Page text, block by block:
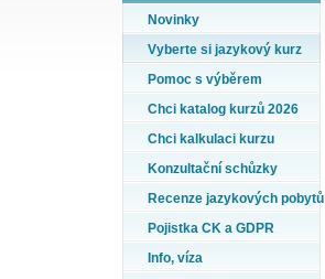
Novinky
Vyberte si jazykový kurz
Pomoc s výběrem
Chci katalog kurzů 2026
Chci kalkulaci kurzu
Konzultační schůzky
Recenze jazykových pobytů
Pojistka CK a GDPR
Info, víza